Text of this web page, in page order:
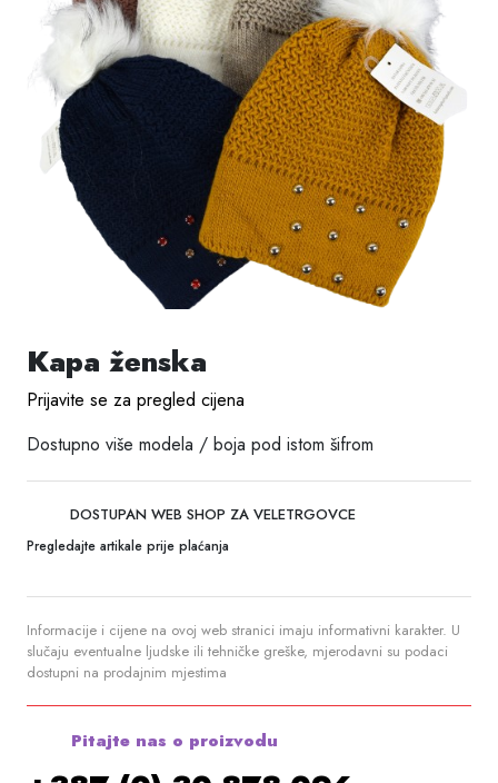
Kapa ženska
Prijavite se za pregled cijena
Dostupno više modela / boja pod istom šifrom
DOSTUPAN WEB SHOP ZA VELETRGOVCE
Pregledajte artikale prije plaćanja
Informacije i cijene na ovoj web stranici imaju informativni karakter. U
slučaju eventualne ljudske ili tehničke greške, mjerodavni su podaci
dostupni na prodajnim mjestima
Pitajte nas o proizvodu